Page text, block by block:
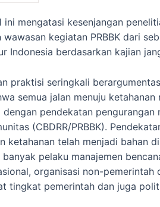
mengatasi kesenjangan
wawasan kegiatan PRBBK dari
Indonesia berdasarkan kajian
praktisi seringkali
semua jalan menuju ketahanan
dengan pendekatan pengurangan
(CBDRR/PRBBK).
ketahanan telah menjadi bahan
pelaku manajemen
organisasi non-pemerintah
tingkat pemerintah dan juga